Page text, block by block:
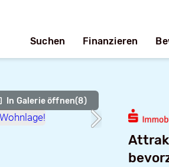
Suchen Finanzieren
In Galerie öffnen(8)